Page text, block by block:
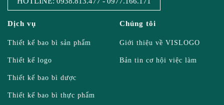
Dịch vụ
Thiết kế bao bì sản phẩm
Thiết kế logo
Thiết kế bao bì dược
Thiết kế bao bì thực phẩm
Chúng tôi
Giới thiệu về VISLOGO
Bản tin cơ hội việc làm